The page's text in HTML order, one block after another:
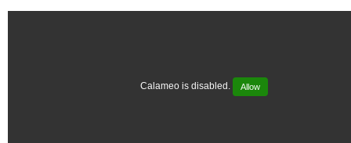
Calameo is disabled. Allow